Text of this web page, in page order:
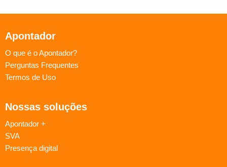
Apontador
O que é o Apontador?
Perguntas Frequentes
Termos de Uso
Nossas soluções
Apontador +
SVA
Presença digital